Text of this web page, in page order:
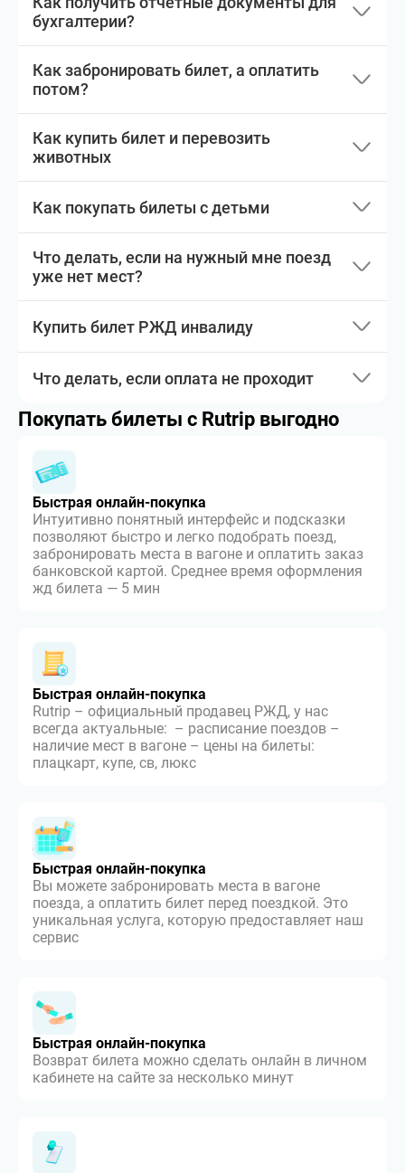
бухгалтерии?
Как забронировать билет, а оплатить
потом?
Как купить билет и перевозить
животных
Как покупать билеты с детьми
Что делать, если на нужный мне поезд
уже нет мест?
Купить билет РЖД инвалиду
Что делать, если оплата не проходит
Покупать билеты с Rutrip выгодно
Быстрая онлайн-покупка
Интуитивно понятный интерфейс и подсказки
позволяют быстро и легко подобрать поезд,
забронировать места в вагоне и оплатить заказ
банковской картой. Среднее время оформления
жд билета — 5 мин
Быстрая онлайн-покупка
Rutrip – официальный продавец РЖД, у нас
всегда актуальные: – расписание поездов –
наличие мест в вагоне – цены на билеты:
плацкарт, купе, св, люкс
Быстрая онлайн-покупка
Вы можете забронировать места в вагоне
поезда, а оплатить билет перед поездкой. Это
уникальная услуга, которую предоставляет наш
сервис
Быстрая онлайн-покупка
Возврат билета можно сделать онлайн в личном
кабинете на сайте за несколько минут